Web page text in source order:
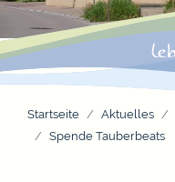
Startseite Aktuelles
Spende Tauberbeats